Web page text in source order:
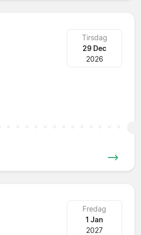
Tirsdag
29 Dec
2026
Fredag
1 Jan
2027